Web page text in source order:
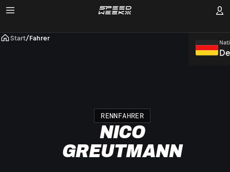
Start/Fahrer
RENNFAHRER
NICO
GREUTMANN